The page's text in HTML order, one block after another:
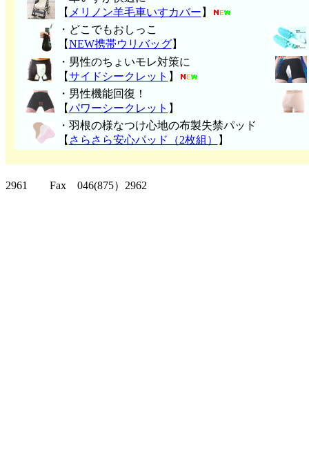
【 メリノン羊毛車いすカバー 】
・どこでもおしっこ
【NEW携帯ウリバッグ】
・男性のちょいモレ対策に
【サイドシークレット 】
・男性機能回復！
【パワーシークレット 】
・ 羽根の様なつけ心地の布製失禁パッ ド
【 さらさら安心パッド（2枚組） 】
2961 Fax 046(875）2962